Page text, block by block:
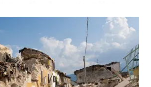
vítězů a kompletní seznam
v tomto [...]